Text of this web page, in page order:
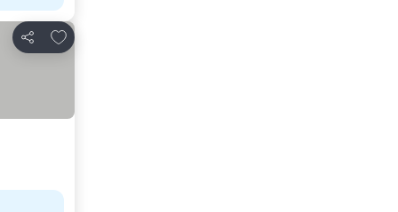
シェア
お気に入りに追加